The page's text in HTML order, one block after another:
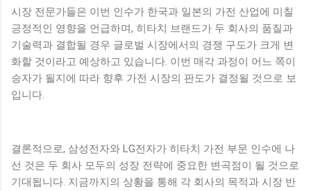
시장 전문가들은 이번 인수가 한국과 일본의 가전 산업에 미칠
긍정적인 영향을 언급하며, 히타치 브랜드가 두 회사의 품질과
기술력과 결합될 경우 글로벌 시장에서의 경쟁 구도가 크게 변
화할 것이라고 예상하고 있습니다. 이번 매각 과정이 어느 쪽이
승자가 될지에 따라 향후 가전 시장의 판도가 결정될 것으로 보
입니다.
결론적으로, 삼성전자와 LG전자가 히타치 가전 부문 인수에 나
선 것은 두 회사 모두의 성장 전략에 중요한 변곡점이 될 것으로
기대됩니다. 지금까지의 상황을 통해 각 회사의 목적과 시장 반